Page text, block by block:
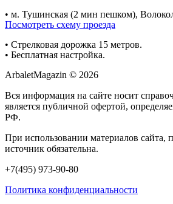
• м. Тушинская (2 мин пешком),
Посмотреть схему проезда
• Cтрелковая дорожка 15 метров.
• Бесплатная настройка.
ArbaletMagazin © 2026
Вся информация на сайте носит
является публичной офертой,
РФ.
При использовании материалов сайта,
источник обязательна.
+7(495) 973-90-80
Политика конфиденциальности